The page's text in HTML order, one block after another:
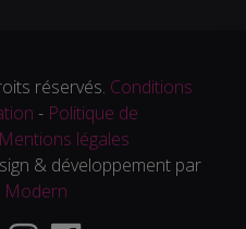
réservés. Conditions
- Politique de
Mentions légales
& développement par
Modern